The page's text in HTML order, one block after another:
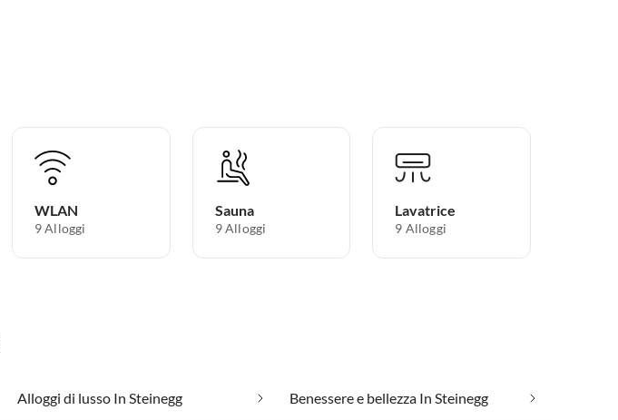
WLAN
9 Alloggi
Sauna
9 Alloggi
Lavatrice
9 Alloggi
Alloggi di lusso In Steinegg Benessere e bellezza In Steinegg